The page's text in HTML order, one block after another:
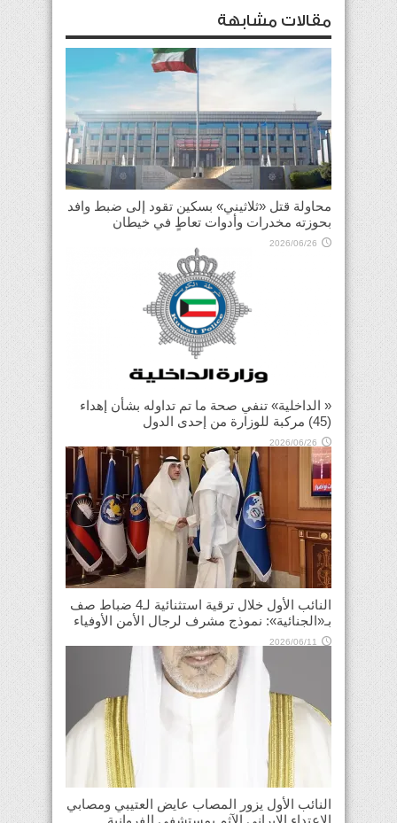
مقالات مشابهة
محاولة قتل «ثلاثيني» بسكين تقود إلى ضبط وافد
بحوزته مخدرات وأدوات تعاطٍ في خيطان
2026/06/26
« الداخلية» تنفي صحة ما تم تداوله بشأن إهداء
(45) مركبة للوزارة من إحدى الدول
2026/06/26
النائب الأول خلال ترقية استثنائية لـ4 ضباط صف
بـ«الجنائية»: نموذج مشرف لرجال الأمن الأوفياء
2026/06/11
النائب الأول يزور المصاب عايض العتيبي ومصابي
الاعتداء الإيراني الآثم بمستشفى الفروانية